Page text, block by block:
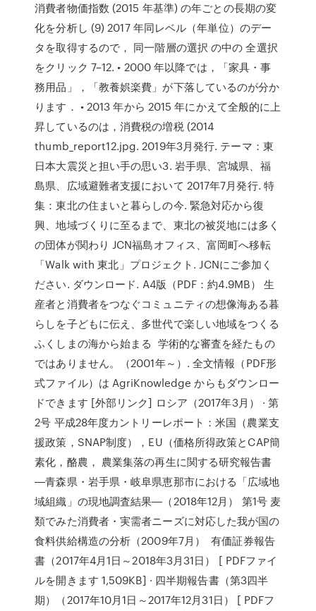
消費者物価指数 (2015 年基準) の年ごとの長期の変
化を分析し (9) 2017 年同レベル（年単位）のデー
タを取得するので， 同一階層の選択 の中の 全選択
をクリック 7–12. • 2000 年以降では，「家具・事
務用品」，「教養娯楽費」が下落しているのが分か
ります． • 2013 年から 2015 年にかえて全般的に上
昇しているのは，消費税の増税 (2014
thumb_report12.jpg. 2019年3月発行. テーマ：東
日本大震災と担い手の思い3. 岩手県、宮城県、福
島県、広域避難者支援において 2017年7月発行. 特
集：東北の住まいと暮らしの今. 緊急対応から復
興、地域づくりに至るまで、東北の被災地には多く
の団体が関わり JCN福島オフィス、富岡町へ移転
「Walk with 東北」プロジェクト. JCNにご参加く
ださい. ダウンロード. A4版（PDF：約4.9MB） 生
産者と消費者をつなぐコミュニティの想像海ある暮
らしを子どもに伝え、多世代で楽しい地域をつくる
ふくしまの海から始まる 学術的な審査を経たもの
ではありません。（2001年～）. 全文情報（PDF形
式ファイル）は AgriKnowledge からもダウンロー
ドできます [外部リンク] ロシア（2017年3月） · 第
2号 平成28年度カントリーレポート：米国（農業支
援政策，SNAP制度），EU（価格所得政策とCAP簡
素化，酪農， 農業集落の再生に関する研究報告書
―青森県・岩手県・岐阜県恵那市における「広域地
域組織」の現地調査結果―（2018年12月） 第1号 麦
類でみた消費者・実需者ニーズに対応した我が国の
食料供給構造の分析（2009年7月） 有価証券報告
書（2017年4月1日～2018年3月31日） [ PDFファイ
ルを開きます 1,509KB] · 四半期報告書（第3四半
期）（2017年10月1日～2017年12月31日） [ PDFフ